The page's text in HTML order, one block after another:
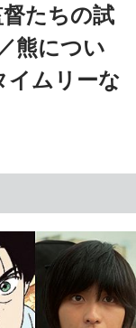
督たちの試
熊につい
イムリーな